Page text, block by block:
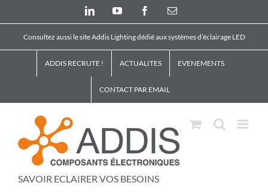
LinkedInYouTube FacebookEmail
Consultez aussi le site Addis Lighting dédié aux systèmes d’éclairage LED
ADDIS RECRUTE ! ACTUALITES EVENEMENTS
CONTACT PAR EMAIL
SAVOIR ECLAIRER VOS BESOINS